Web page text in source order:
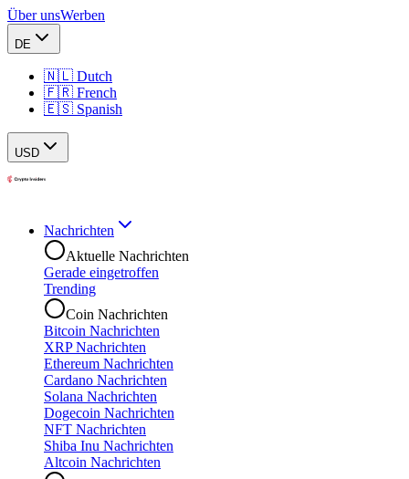
Über unsWerben
DE
🇳🇱 Dutch
🇫🇷 French
🇪🇸 Spanish
USD
Nachrichten
Aktuelle Nachrichten
Gerade eingetroffen
Trending
Coin Nachrichten
Bitcoin Nachrichten
XRP Nachrichten
Ethereum Nachrichten
Cardano Nachrichten
Solana Nachrichten
Dogecoin Nachrichten
NFT Nachrichten
Shiba Inu Nachrichten
Altcoin Nachrichten